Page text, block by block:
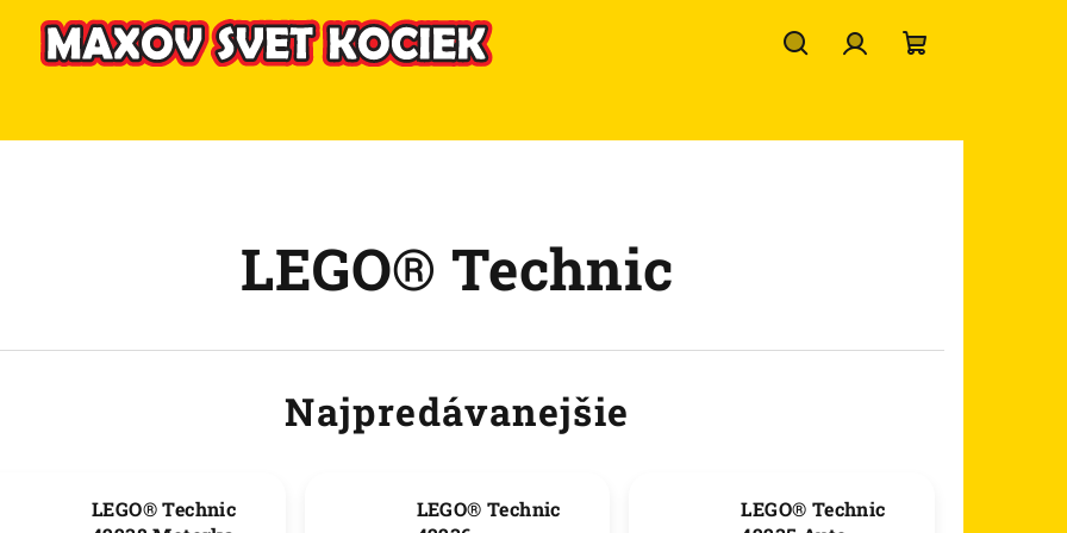
košík
LEGO® Technic
Najpredávanejšie
LEGO® Technic
LEGO® Technic
LEGO® Technic